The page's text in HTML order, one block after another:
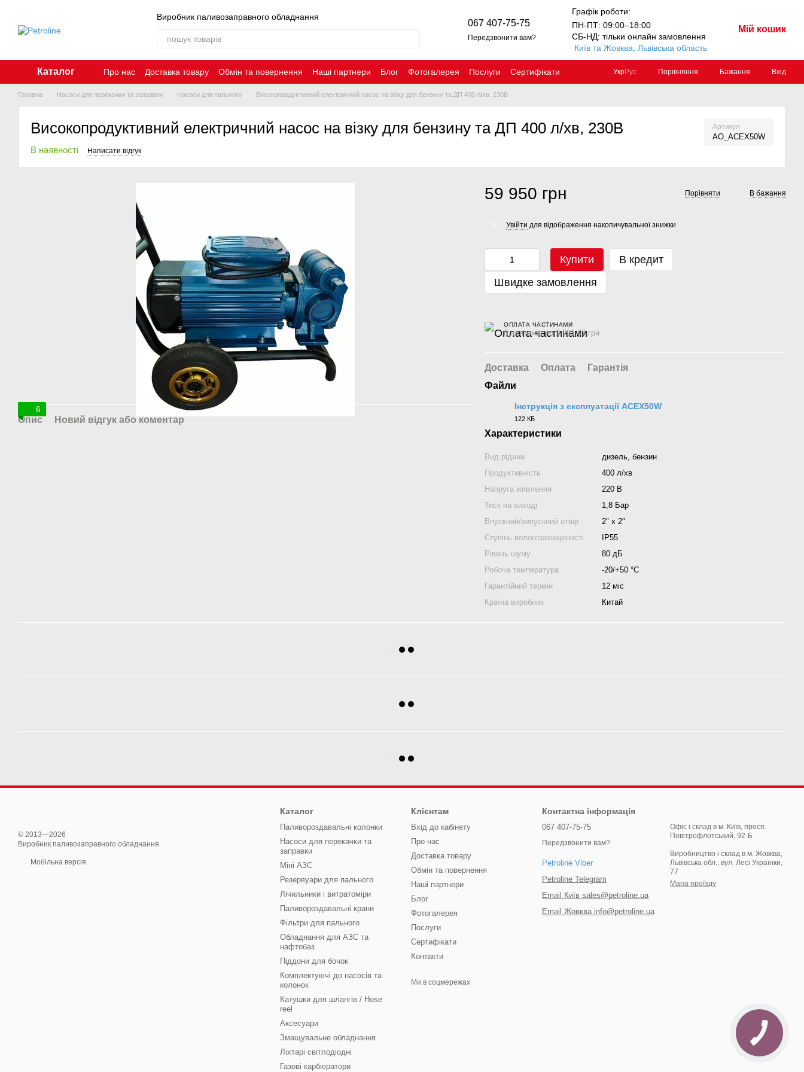
Виробник паливозаправного обладнання
067 407-75-75
Передзвонити вам?
Графік роботи:
ПН-ПТ: 09:00–18:00
СБ-НД: тільки онлайн замовлення
Київ та Жовква, Львівська область
Мій кошик
Каталог Про нас Доставка товару Обмін та повернення Наші партнери Блог Фотогалерея Послуги
Сертифікати
Контакти
УкрРус Порівняння Бажання Вхід
Головна Насоси для перекачки та заправки Насоси для пального Високопродуктивний електричний насос на візку для бензину та ДП 400 л/хв, 230В
Високопродуктивний електричний насос на візку для бензину та ДП 400 л/хв, 230В Артикул
AO_ACEX50W
В наявності Написати відгук
6
Опис Новий відгук або коментар
59 950 грн Порівняти В бажання
Увійти для відображення накопичувальної знижки
Купити
В кредит
Швидке замовлення
ОПЛАТА ЧАСТИНАМИ
6 платежів по 9 991.67 грн
Доставка Оплата
Гарантія
Файли
Інструкція з експлуатації ACEX50W
122 КБ
Характеристики
Вид рідини
дизель, бензин
Продуктивність
400 л/хв
Напруга живлення
220 В
Тиск на виході
1,8 Бар
Впускний/випускний отвір
2" х 2"
Ступінь вологозахищеності
IP55
Рівень шуму
80 дБ
Робоча температура
-20/+50 °С
Гарантійний термін
12 міс
Країна виробник
Китай
© 2013—2026
Виробник паливозаправного обладнання
Мобільна версія
Каталог
Паливороздавальні колонки
Насоси для перекачки та
заправки
Міні АЗС
Резервуари для пального
Лічильники і витратоміри
Паливороздавальні крани
Фільтри для пального
Обладнання для АЗС та
нафтобаз
Піддони для бочок
Комплектуючі до насосів та
колонок
Катушки для шлангів / Hose
reel
Аксесуари
Змащувальне обладнання
Ліхтарі світлодіодні
Газові карбюратори
Клієнтам
Вхід до кабінету
Про нас
Доставка товару
Обмін та повернення
Наші партнери
Блог
Фотогалерея
Послуги
Сертифікати
Контакти
Ми в соцмережах
Контактна інформація
067 407-75-75
Передзвонити вам?
Petroline Viber
Petroline Telegram
Email Київ sales@petroline.ua
Email Жовква info@petroline.ua
Офіс і склад в м. Київ, просп.
Повітрофлотський, 92-Б
Виробництво і склад в м. Жовква,
Львівська обл., вул. Лесі Українки,
77
Мапа проїзду